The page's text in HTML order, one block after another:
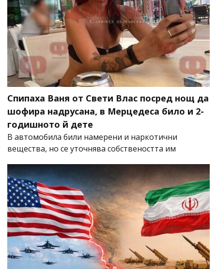
Спипаха Ваня от Свети Влас посред нощ да
шофира надрусана, в Мерцедеса било и 2-
годишното й дете
В автомобила били намерени и наркотични
вещества, но се уточнява собствеността им